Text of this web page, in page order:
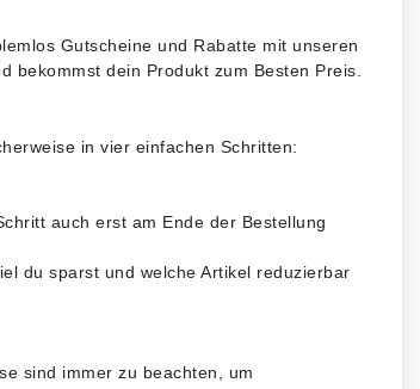
Gutscheine und Rabatte mit unseren
bekommst dein Produkt zum Besten Preis.
in vier einfachen Schritten:
auch erst am Ende der Bestellung
du sparst und welche Artikel reduzierbar
sind immer zu beachten, um